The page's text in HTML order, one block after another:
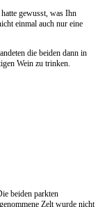
gewusst, was Ihn
einmal auch nur eine
die beiden dann in
Wein zu trinken.
beiden parkten
Zelt wurde nicht